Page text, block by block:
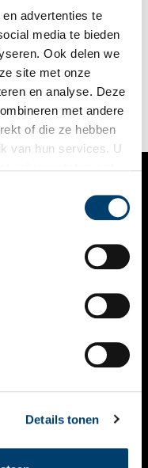
advertenties te
media te bieden
Ook delen we
site met onze
en analyse. Deze
met andere
of die ze hebben
van hun services. U
Details tonen
lang geleden
een nieuwe stadswijk.
intrek.